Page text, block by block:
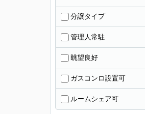
分譲タイプ
管理人常駐
眺望良好
ガスコンロ設置可
ルームシェア可